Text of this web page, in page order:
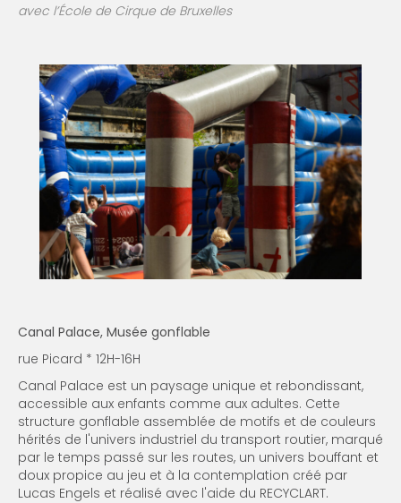
avec l’École de Cirque de Bruxelles
Canal Palace, Musée gonflable
rue Picard * 12H-16H
Canal Palace est un paysage unique et rebondissant,
accessible aux enfants comme aux adultes. Cette
structure gonflable assemblée de motifs et de couleurs
hérités de l'univers industriel du transport routier, marqué
par le temps passé sur les routes, un univers bouffant et
doux propice au jeu et à la contemplation créé par
Lucas Engels et réalisé avec l'aide du RECYCLART.